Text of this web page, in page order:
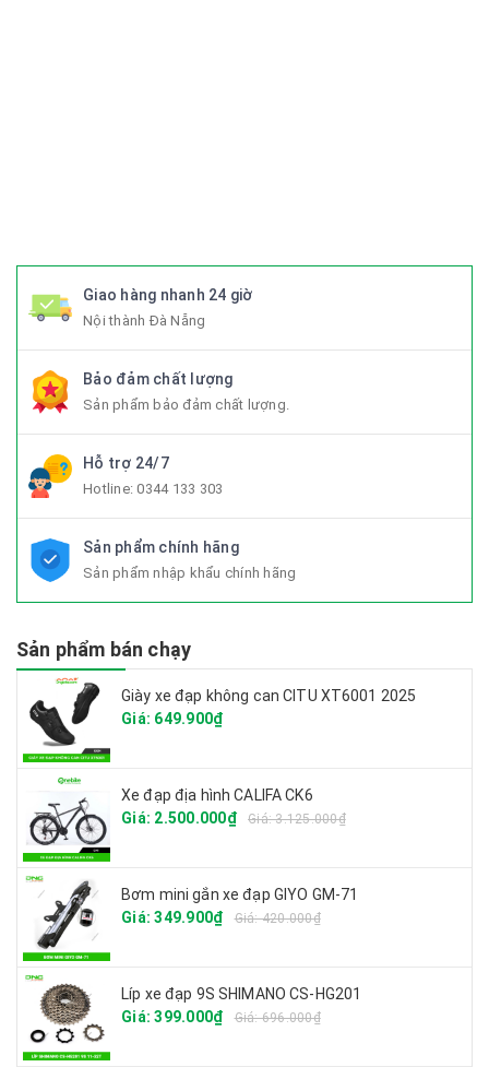
Giao hàng nhanh 24 giờ
Nội thành Đà Nẵng
Bảo đảm chất lượng
Sản phẩm bảo đảm chất lượng.
Hỗ trợ 24/7
Hotline:0344 133 303
Sản phẩm chính hãng
Sản phẩm nhập khẩu chính hãng
Sản phẩm bán chạy
Giày xe đạp không can CITU XT6001 2025
Giá: 649.900₫
Xe đạp địa hình CALIFA CK6
Giá: 2.500.000₫
Giá: 3.125.000₫
Bơm mini gắn xe đạp GIYO GM-71
Giá: 349.900₫
Giá: 420.000₫
Líp xe đạp 9S SHIMANO CS-HG201
Giá: 399.000₫
Giá: 696.000₫